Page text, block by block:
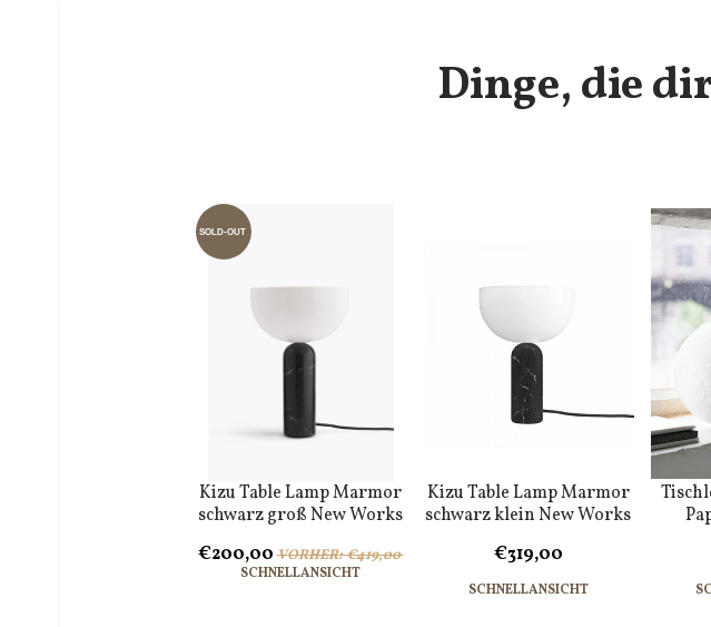
Dinge, die
Kizu Table Lamp Marmor
schwarz groß New Works
SOLD-OUT
€200,00 VORHER: €419,00
SCHNELLANSICHT
Kizu Table Lamp Marmor
schwarz klein New Works
€319,00
SCHNELLANSICHT